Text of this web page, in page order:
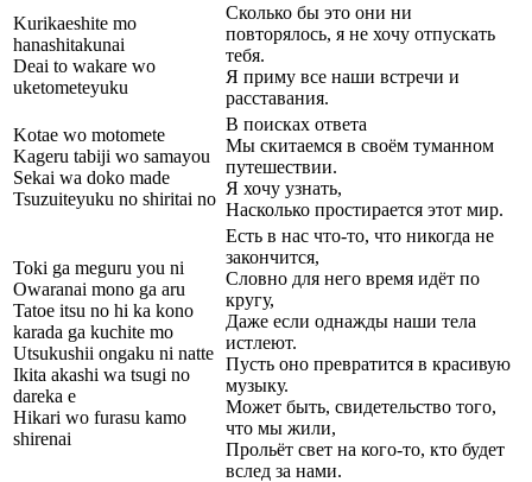
Kurikaeshite mo
hanashitakunai
Deai to wakare wo
uketometeyuku
Сколько бы это они ни
повторялось, я не хочу отпускать
тебя.
Я приму все наши встречи и
расставания.
Kotae wo motomete
Kageru tabiji wo samayou
Sekai wa doko made
Tsuzuiteyuku no shiritai no
В поисках ответа
Мы скитаемся в своём туманном
путешествии.
Я хочу узнать,
Насколько простирается этот мир.
Toki ga meguru you ni
Owaranai mono ga aru
Tatoe itsu no hi ka kono
karada ga kuchite mo
Utsukushii ongaku ni natte
Ikita akashi wa tsugi no
dareka e
Hikari wo furasu kamo
shirenai
Есть в нас что-то, что никогда не
закончится,
Словно для него время идёт по
кругу,
Даже если однажды наши тела
истлеют.
Пусть оно превратится в красивую
музыку.
Может быть, свидетельство того,
что мы жили,
Прольёт свет на кого-то, кто будет
вслед за нами.